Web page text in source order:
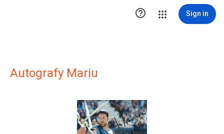
 Sign in
Autografy Mariu